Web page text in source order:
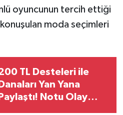
oyuncunun tercih ettiği
moda seçimleri
TL Desteleri ile
Danaları Yan Yana
Paylaştı! Notu Olay